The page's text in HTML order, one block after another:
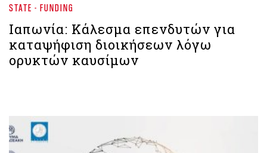
STATE - FUNDING
Ιαπωνία: Κάλεσμα επενδυτών για
καταψήφιση διοικήσεων λόγω
ορυκτών καυσίμων